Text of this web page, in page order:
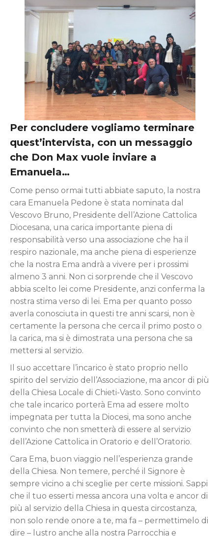
Per concludere vogliamo terminare
quest’intervista, con un messaggio
che Don Max vuole inviare a
Emanuela…
Come penso ormai tutti abbiate saputo, la nostra
cara Emanuela Pedone è stata nominata dal
Vescovo Bruno, Presidente dell’Azione Cattolica
Diocesana, una carica importante piena di
responsabilità verso una associazione che ha il
respiro nazionale, ma anche piena di esperienze
che la nostra Ema andrà a vivere per i prossimi
almeno 3 anni. Non ci sorprende che il Vescovo
abbia scelto lei come Presidente, anzi conferma la
nostra stima verso di lei. Ema per quanto posso
averla conosciuta in questi tre anni scarsi, non è
certamente la persona che cerca il primo posto o
la carica, ma si è dimostrata una persona che sa
mettersi al servizio.
Il suo accettare l’incarico è stato proprio nello
spirito del servizio dell’Associazione, ma ancor di più
della Chiesa Locale di Chieti-Vasto. Sono convinto
che tale incarico porterà Ema ad essere molto
impegnata per tutta la Diocesi, ma sono anche
convinto che non smetterà di essere al servizio
dell’Azione Cattolica in Oratorio e dell’Oratorio.
Cara Ema, buon viaggio nell’esperienza grande
della Chiesa. Non temere, perché il Signore è
sempre vicino a chi sceglie per certe missioni. Sappi
che il tuo esserti messa ancora una volta e ancor di
più al servizio della Chiesa in questa circostanza,
non solo rende onore a te, ma fa – permettimelo di
dire – lustro anche alla nostra Parrocchia e